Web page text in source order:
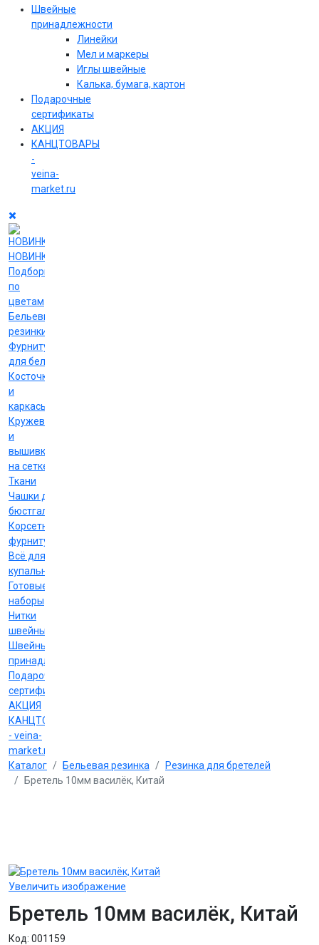
Швейные
принадлежности
Линейки
Мел и маркеры
Иглы швейные
Калька, бумага, картон
Подарочные
сертификаты
АКЦИЯ
КАНЦТОВАРЫ
-
veina-
market.ru
НОВИНКИ
Подборки
по
цветам
Бельевые
резинки
Фурнитура
для белья
Косточки
и
каркасы
Кружево
и
вышивка
на сетке
Ткани
Чашки для
бюстгальтеров
Корсетная
фурнитура
Всё для
купальников
Готовые
наборы
Нитки
швейные
Швейные
принадлежности
Подарочные
сертификаты
АКЦИЯ
КАНЦТОВАРЫ
- veina-
market.ru
Каталог
Бельевая резинка
Резинка для бретелей
Бретель 10мм василёк, Китай
Увеличить изображение
Бретель 10мм василёк, Китай
Код: 001159